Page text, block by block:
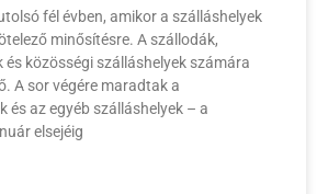
fél évben, amikor a szálláshelyek
minősítésre. A szállodák,
és közösségi szálláshelyek számára
A sor végére maradtak a
és az egyéb szálláshelyek – a
elsejéig